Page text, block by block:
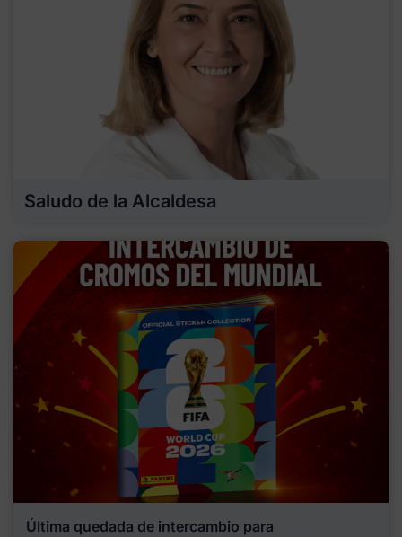
Saludo de la Alcaldesa
Última quedada de intercambio para